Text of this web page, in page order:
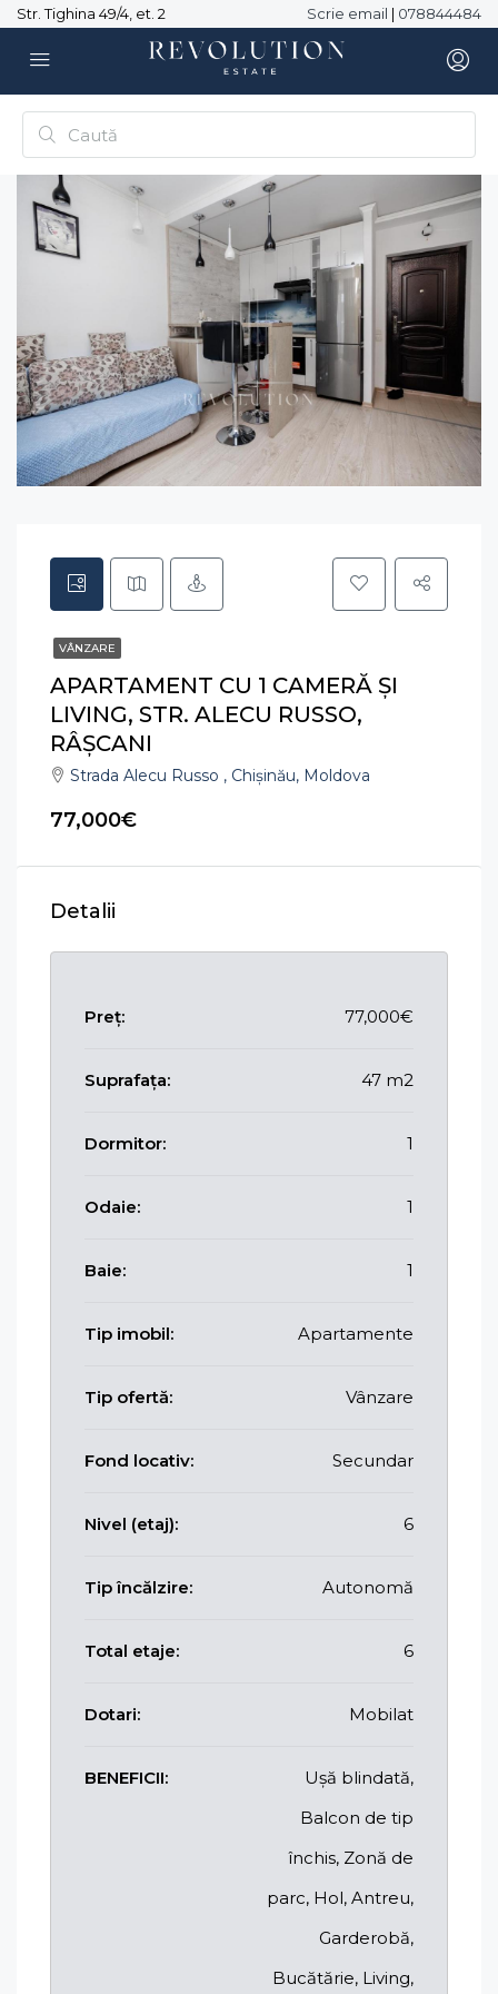
Str. Tighina 49/4, et. 2 Scrie email | 078844484
VÂNZARE
APARTAMENT CU 1 CAMERĂ ȘI
LIVING, STR. ALECU RUSSO,
RÂȘCANI
Strada Alecu Russo , Chișinău, Moldova
77,000€
Detalii
Preț: 77,000€
Suprafața: 47 m2
Dormitor: 1
Odaie: 1
Baie: 1
Tip imobil: Apartamente
Tip ofertă: Vânzare
Fond locativ: Secundar
Nivel (etaj): 6
Tip încălzire: Autonomă
Total etaje: 6
Dotari: Mobilat
BENEFICII:
Ușă blindată,
Balcon de tip
închis, Zonă de
parc, Hol, Antreu,
Garderobă,
Bucătărie, Living,